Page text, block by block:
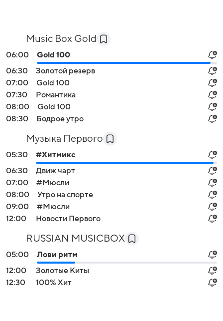
Music Box Gold
06:00
Gold 100
06:30
Золотой резерв
07:00
Gold 100
07:30
Романтика
08:00
Gold 100
08:30
Бодрое утро
Музыка Первого
05:30
#Хитмикс
06:30
Движ чарт
07:00
#Мюсли
08:00
Утро на спорте
09:00
#Мюсли
12:00
Новости Первого
RUSSIAN MUSICBOX
05:00
Лови ритм
12:00
Золотые Киты
12:30
100% Хит